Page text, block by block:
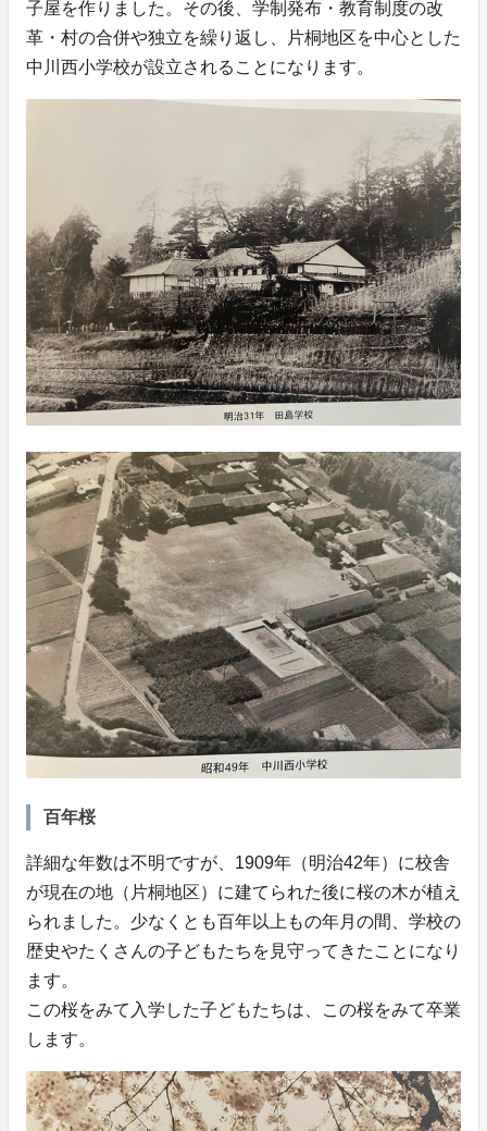
子屋を作りました。その後、学制発布・教育制度の改
革・村の合併や独立を繰り返し、片桐地区を中心とした
中川西小学校が設立されることになります。
百年桜
詳細な年数は不明ですが、1909年（明治42年）に校舎
が現在の地（片桐地区）に建てられた後に桜の木が植え
られました。少なくとも百年以上もの年月の間、学校の
歴史やたくさんの子どもたちを見守ってきたことになり
ます。
この桜をみて入学した子どもたちは、この桜をみて卒業
します。